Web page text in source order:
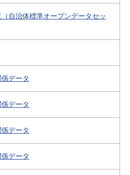
自治体標準オープンデータセッ
データ
データ
データ
データ